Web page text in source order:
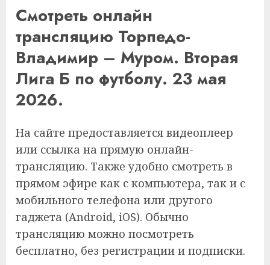
Смотреть онлайн
трансляцию Торпедо-
Владимир – Муром. Вторая
Лига Б по футболу. 23 мая
2026.
На сайте предоставляется видеоплеер
или ссылка на прямую онлайн-
трансляцию. Также удобно смотреть в
прямом эфире как с компьютера, так и с
мобильного телефона или другого
гаджета (Android, iOS). Обычно
трансляцию можно посмотреть
бесплатно, без регистрации и подписки.